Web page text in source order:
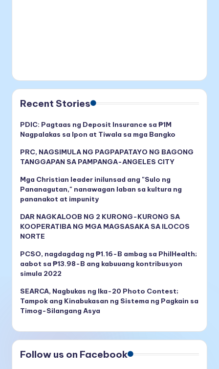
Recent Stories
PDIC: Pagtaas ng Deposit Insurance sa ₱1M
Nagpalakas sa Ipon at Tiwala sa mga Bangko
PRC, NAGSIMULA NG PAGPAPATAYO NG BAGONG
TANGGAPAN SA PAMPANGA-ANGELES CITY
Mga Christian leader inilunsad ang "Sulo ng
Pananagutan," nanawagan laban sa kultura ng
pananakot at impunity
DAR NAGKALOOB NG 2 KURONG-KURONG SA
KOOPERATIBA NG MGA MAGSASAKA SA ILOCOS
NORTE
PCSO, nagdagdag ng ₱1.16-B ambag sa PhilHealth;
aabot sa ₱13.98-B ang kabuuang kontribusyon
simula 2022
SEARCA, Nagbukas ng Ika-20 Photo Contest;
Tampok ang Kinabukasan ng Sistema ng Pagkain sa
Timog-Silangang Asya
Follow us on Facebook